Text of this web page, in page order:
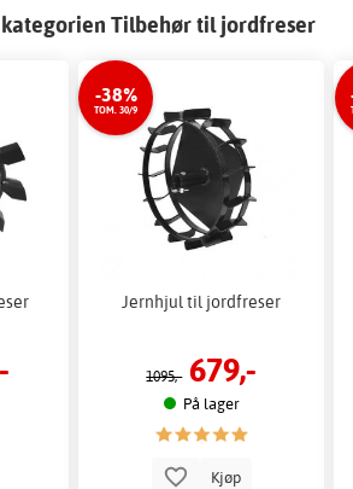
Tilbehør til jordfreser
-38%
TOM. 30/9
Jernhjul til jordfreser
1095,- 679,-
På lager
Kjøp